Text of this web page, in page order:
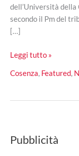
dell’Università della
secondo il Pm del
[…]
Falsi
all’Unical:
persone
giudizio
Leggi tutto »
Cosenza, Featured,
Pubblicità